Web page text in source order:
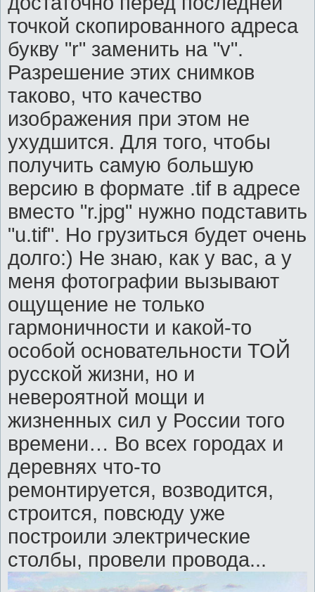
точкой скопированного адреса
букву "r" заменить на "v".
Разрешение этих снимков
таково, что качество
изображения при этом не
ухудшится. Для того, чтобы
получить самую большую
версию в формате .tif в адресе
вместо "r.jpg" нужно подставить
"u.tif". Но грузиться будет очень
долго:) Не знаю, как у вас, а у
меня фотографии вызывают
ощущение не только
гармоничности и какой-то
особой основательности ТОЙ
русской жизни, но и
невероятной мощи и
жизненных сил у России того
времени… Во всех городах и
деревнях что-то
ремонтируется, возводится,
строится, повсюду уже
построили электрические
столбы, провели провода...